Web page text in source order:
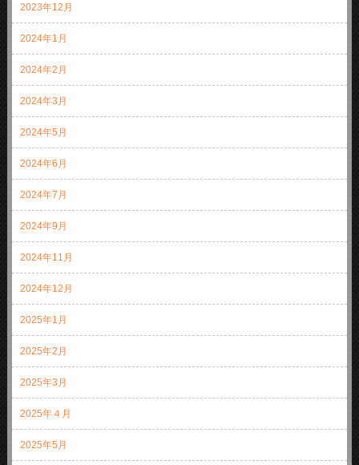
2023年12月
2024年1月
2024年2月
2024年3月
2024年5月
2024年6月
2024年7月
2024年9月
2024年11月
2024年12月
2025年1月
2025年2月
2025年3月
2025年４月
2025年5月